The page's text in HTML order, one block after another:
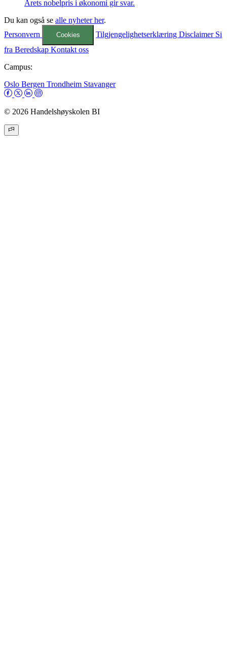
Årets nobelpris i økonomi gir svar.
Du kan også se alle nyheter her.
Personvern
Cookies TilgjengelighetserklæringDisclaimer Si
fra Beredskap Kontakt oss
Campus:
Oslo Bergen Trondheim Stavanger
© 2026 Handelshøyskolen BI